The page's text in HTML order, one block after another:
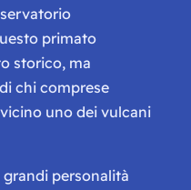
primato
storico, ma
chi comprese
uno dei vulcani
personalità